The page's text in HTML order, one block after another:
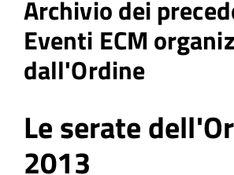
Archivio dei
Eventi ECM
dall'Ordine
Le serate
2013